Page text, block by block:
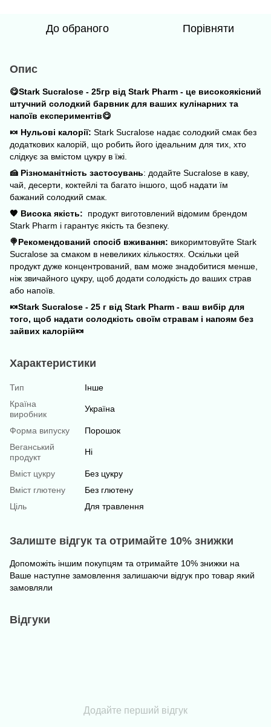
До обраного Порівняти
Опис
😋Stark Sucralose - 25гр від Stark Pharm - це високоякісний
штучний солодкий барвник для ваших кулінарних та
напоїв експериментів😋
🍬 Нульові калорії: Stark Sucralose надає солодкий смак без
додаткових калорій, що робить його ідеальним для тих, хто
слідкує за вмістом цукру в їжі.
🍰 Різноманітність застосувань: додайте Sucralose в каву,
чай, десерти, коктейлі та багато іншого, щоб надати їм
бажаний солодкий смак.
🧡 Висока якість: продукт виготовлений відомим брендом
Stark Pharm і гарантує якість та безпеку.
🍭Рекомендований спосіб вживання: викоримтовуйте Stark
Sucralose за смаком в невеликих кількостях. Оскільки цей
продукт дуже концентрований, вам може знадобитися менше,
ніж звичайного цукру, щоб додати солодкість до ваших страв
або напоїв.
🍬Stark Sucralose - 25 г від Stark Pharm - ваш вибір для
того, щоб надати солодкість своїм стравам і напоям без
зайвих калорій🍬
Характеристики
Тип
Інше
Країна
виробник
Україна
Форма випуску
Порошок
Веганський
продукт
Ні
Вміст цукру
Без цукру
Вміст глютену
Без глютену
Ціль
Для травлення
Залиште відгук та отримайте 10% знижки
Допоможіть іншим покупцям та отримайте 10% знижки на
Ваше наступне замовлення залишаючи відгук про товар який
замовляли
Відгуки
Додайте перший відгук